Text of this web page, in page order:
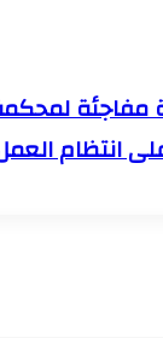
مفاجئة
انتظام